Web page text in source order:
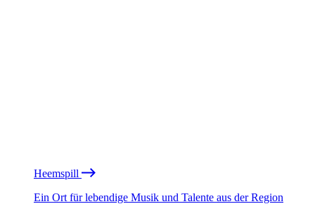
Heemspill
Ein Ort für lebendige Musik und Talente aus der Region